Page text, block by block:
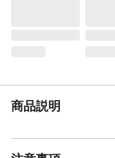
材質・素材
商品説明